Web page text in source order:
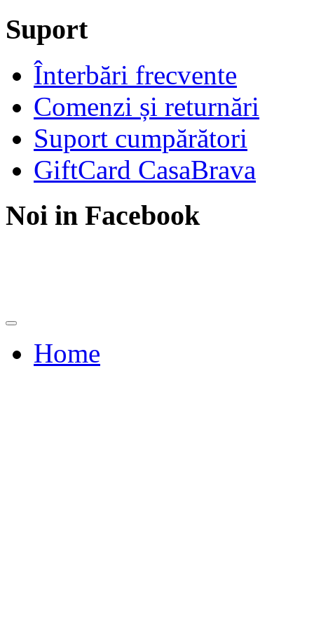
Suport
Înterbări frecvente
Comenzi și returnări
Suport cumpărători
GiftCard CasaBrava
Noi in Facebook
Home